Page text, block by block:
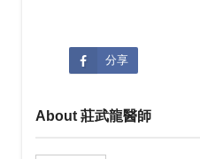
分享
About 莊武龍醫師